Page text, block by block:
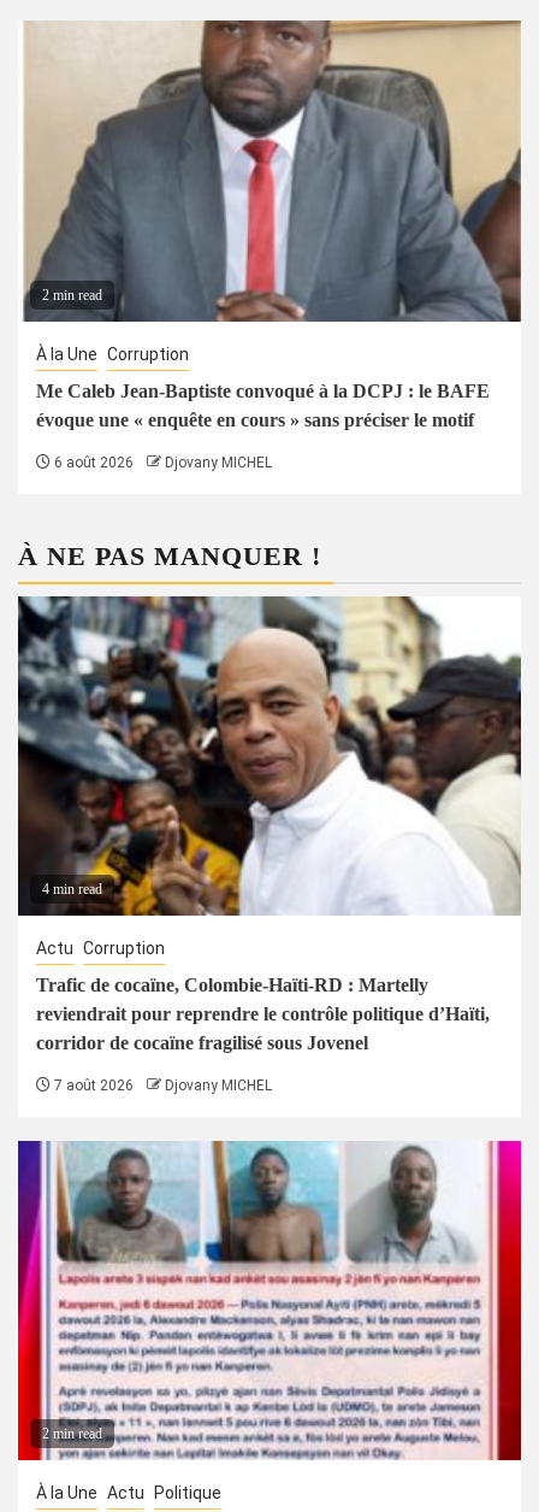
2 min read
À la Une Corruption
Me Caleb Jean-Baptiste convoqué à la DCPJ : le BAFE
évoque une « enquête en cours » sans préciser le motif
6 août 2026 Djovany MICHEL
À NE PAS MANQUER !
4 min read
Actu Corruption
Trafic de cocaïne, Colombie-Haïti-RD : Martelly
reviendrait pour reprendre le contrôle politique d’Haïti,
corridor de cocaïne fragilisé sous Jovenel
7 août 2026 Djovany MICHEL
2 min read
À la Une Actu Politique